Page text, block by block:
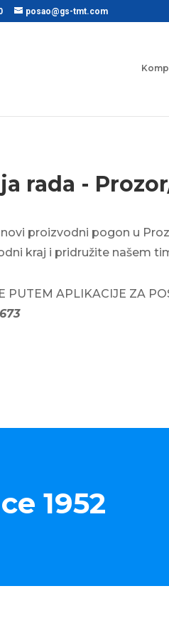
posao@gs-tmt.com
rada -
proizvodni pogon u
kraj i pridružite našem
PUTEM APLIKACIJE ZA
1952